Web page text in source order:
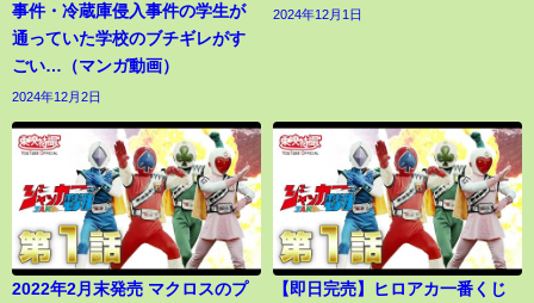
事件・冷蔵庫侵入事件の学生が
通っていた学校のブチギレがす
ごい…（マンガ動画）
2024年12月2日
2024年12月1日
2022年2月末発売 マクロスのプ
【即日完売】ヒロアカ一番くじ